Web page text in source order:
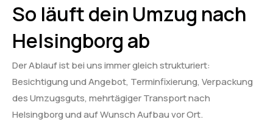
So läuft dein Umzug nach
Helsingborg ab
Der Ablauf ist bei uns immer gleich strukturiert:
Besichtigung und Angebot, Terminfixierung, Verpackung
des Umzugsguts, mehrtägiger Transport nach
Helsingborg und auf Wunsch Aufbau vor Ort.